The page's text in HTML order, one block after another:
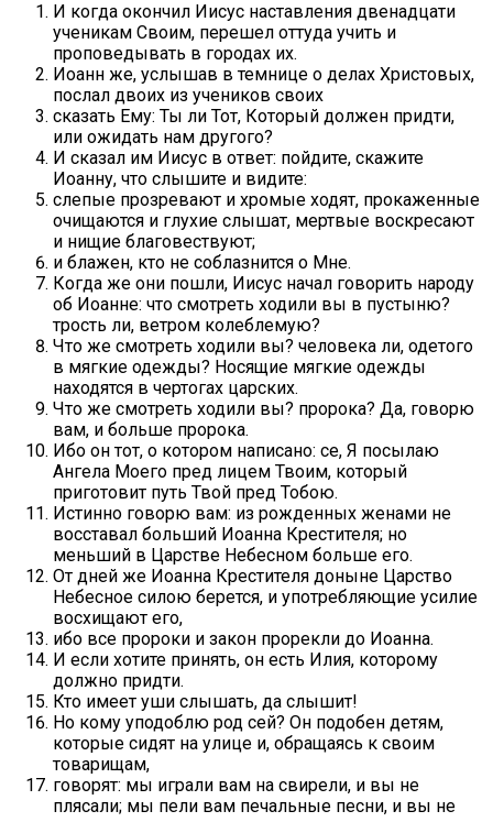
И когда окончил Иисус наставления двенадцати
ученикам Своим, перешел оттуда учить и
проповедывать в городах их.
Иоанн же, услышав в темнице о делах Христовых,
послал двоих из учеников своих
сказать Ему: Ты ли Тот, Который должен придти,
или ожидать нам другого?
И сказал им Иисус в ответ: пойдите, скажите
Иоанну, что слышите и видите:
слепые прозревают и хромые ходят, прокаженные
очищаются и глухие слышат, мертвые воскресают
и нищие благовествуют;
и блажен, кто не соблазнится о Мне.
Когда же они пошли, Иисус начал говорить народу
об Иоанне: что смотреть ходили вы в пустыню?
трость ли, ветром колеблемую?
Что же смотреть ходили вы? человека ли, одетого
в мягкие одежды? Носящие мягкие одежды
находятся в чертогах царских.
Что же смотреть ходили вы? пророка? Да, говорю
вам, и больше пророка.
Ибо он тот, о котором написано: се, Я посылаю
Ангела Моего пред лицем Твоим, который
приготовит путь Твой пред Тобою.
Истинно говорю вам: из рожденных женами не
восставал больший Иоанна Крестителя; но
меньший в Царстве Небесном больше его.
От дней же Иоанна Крестителя доныне Царство
Небесное силою берется, и употребляющие усилие
восхищают его,
ибо все пророки и закон прорекли до Иоанна.
И если хотите принять, он есть Илия, которому
должно придти.
Кто имеет уши слышать, да слышит!
Но кому уподоблю род сей? Он подобен детям,
которые сидят на улице и, обращаясь к своим
товарищам,
говорят: мы играли вам на свирели, и вы не
плясали; мы пели вам печальные песни, и вы не